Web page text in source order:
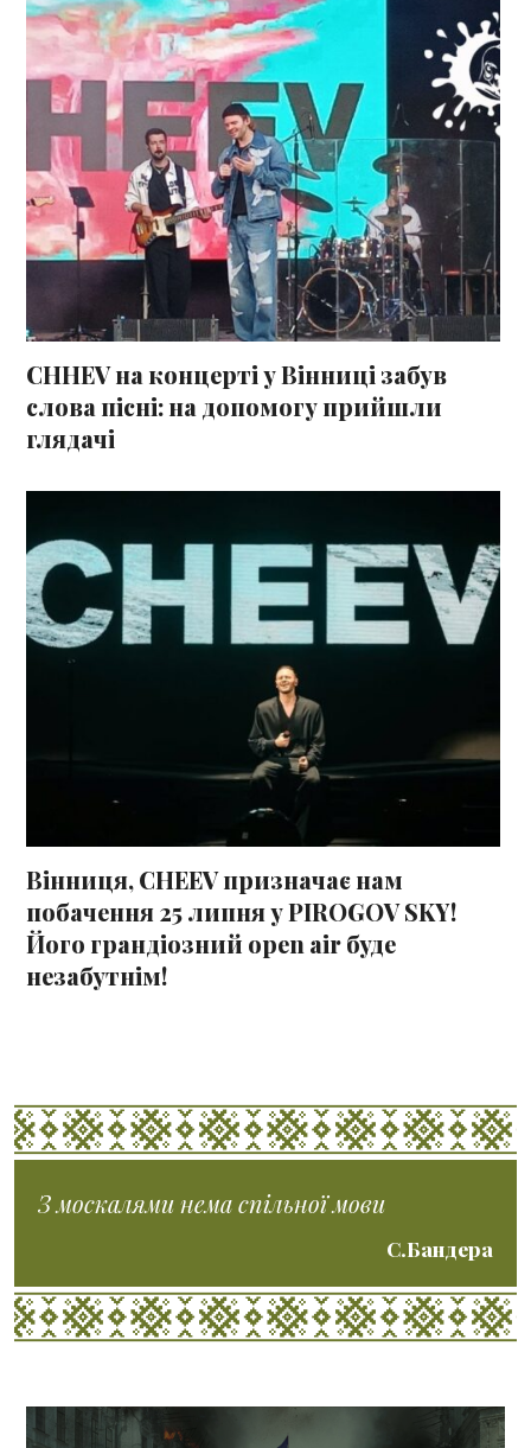
СHHEV на концерті у Вінниці забув
слова пісні: на допомогу прийшли
глядачі
Вінниця, CHEEV призначає нам
побачення 25 липня у PIROGOV SKY!
Його грандіозний open air буде
незабутнім!
З москалями нема спільної мови
С.Бандера